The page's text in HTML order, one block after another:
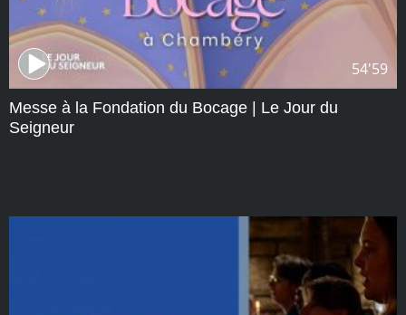
54'59
Messe à la Fondation du Bocage | Le Jour du
Seigneur